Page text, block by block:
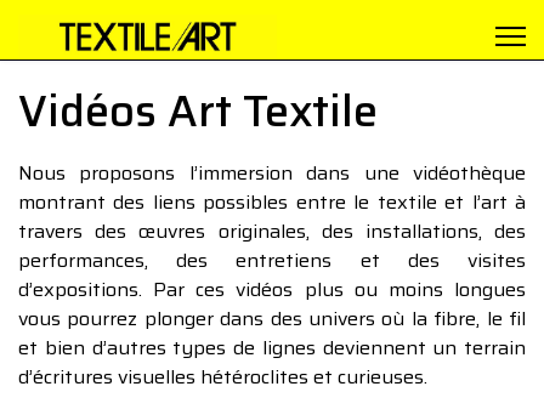
Vidéos Art Textile
Nous proposons l’immersion dans une vidéothèque
montrant des liens possibles entre le textile et l’art à
travers des œuvres originales, des installations, des
performances, des entretiens et des visites
d’expositions. Par ces vidéos plus ou moins longues
vous pourrez plonger dans des univers où la fibre, le fil
et bien d’autres types de lignes deviennent un terrain
d’écritures visuelles hétéroclites et curieuses.